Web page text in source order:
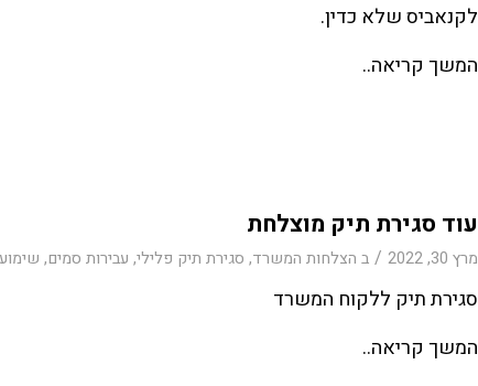
לקנאביס שלא כדין.
המשך קריאה..
עוד סגירת תיק מוצלחת
מרץ 30, 2022 / ב הצלחות המשרד, סגירת תיק פלילי, עבירות סמים, שימוע
סגירת תיק ללקוח המשרד
המשך קריאה..